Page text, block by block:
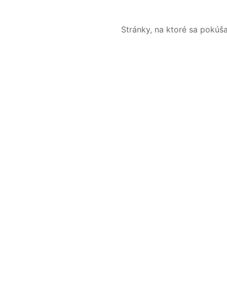
Stránky, na ktoré sa